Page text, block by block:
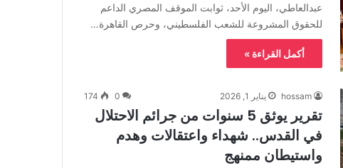
عبدالعاطي، اليوم الأحد، ثوابت الموقف المصري الداعم
للحقوق المشروعة للشعب الفلسطيني، وحرص القاهرة…
أكمل القراءة »
hossam يناير 1, 2026 0
174
تقرير يوثق 5 سنوات من جرائم الاحتلال
في القدس.. شهداء واعتقالات وهدم
واستيطان ممنهج